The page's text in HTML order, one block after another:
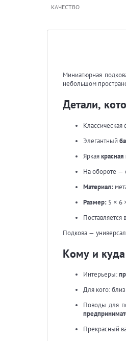
КАЧЕСТВО
Миниатюрная
небольшом
Детали,
Элегантный
Яркаякрасная
На обороте —
Материал:
Размер: 5 × 6
Поставляется в
Подкова —
Кому и
Интерьеры:
Для кого:
Поводы для
Прекрасный